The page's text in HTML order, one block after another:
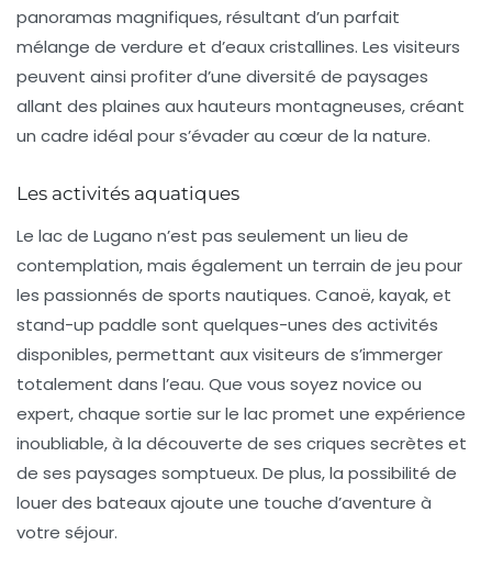
panoramas magnifiques, résultant d’un parfait
mélange de verdure et d’eaux cristallines. Les visiteurs
peuvent ainsi profiter d’une diversité de paysages
allant des plaines aux hauteurs montagneuses, créant
un cadre idéal pour s’évader au cœur de la nature.
Les activités aquatiques
Le lac de Lugano n’est pas seulement un lieu de
contemplation, mais également un terrain de jeu pour
les passionnés de sports nautiques. Canoë, kayak, et
stand-up paddle sont quelques-unes des activités
disponibles, permettant aux visiteurs de s’immerger
totalement dans l’eau. Que vous soyez novice ou
expert, chaque sortie sur le lac promet une expérience
inoubliable, à la découverte de ses criques secrètes et
de ses paysages somptueux. De plus, la possibilité de
louer des bateaux ajoute une touche d’aventure à
votre séjour.